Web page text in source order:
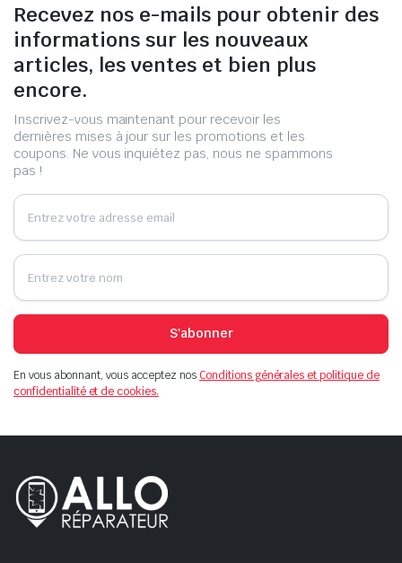
Recevez nos e-mails pour obtenir des
informations sur les nouveaux
articles, les ventes et bien plus
encore.
Inscrivez-vous maintenant pour recevoir les
dernières mises à jour sur les promotions et les
coupons. Ne vous inquiétez pas, nous ne spammons
pas !
S'abonner
En vous abonnant, vous acceptez nosConditions générales et politique de
confidentialité et de cookies.